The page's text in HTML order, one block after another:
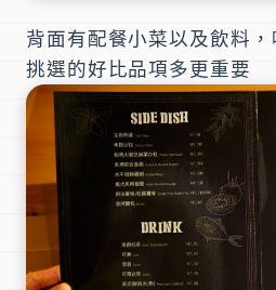
背面有配餐小菜以及飲料
挑選的好比品項多更重要